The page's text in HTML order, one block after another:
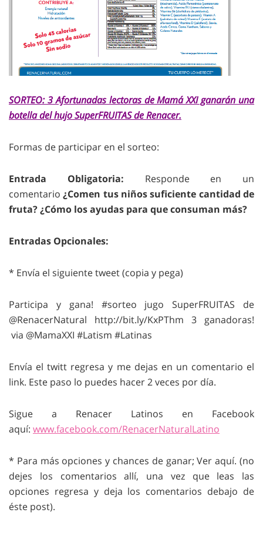
SORTEO: 3 Afortunadas lectoras de Mamá XXI ganarán una
botella del hujo SuperFRUITAS de Renacer.
Formas de participar en el sorteo:
Entrada Obligatoria: Responde en un
comentario¿Comen tus niños suficiente cantidad de
fruta? ¿Cómo los ayudas para que consuman más?
Entradas Opcionales:
* Envía el siguiente tweet (copia y pega)
Participa y gana! #sorteo jugo SuperFRUITAS de
@RenacerNatural http://bit.ly/KxPThm 3 ganadoras!
via @MamaXXI #Latism #Latinas
Envía el twitt regresa y me dejas en un comentario el
link. Este paso lo puedes hacer 2 veces por día.
Sigue a Renacer Latinos en Facebook
aquí: www.facebook.com/RenacerNaturalLatino
* Para más opciones y chances de ganar; Ver aquí. (no
dejes los comentarios allí, una vez que leas las
opciones regresa y deja los comentarios debajo de
éste post).